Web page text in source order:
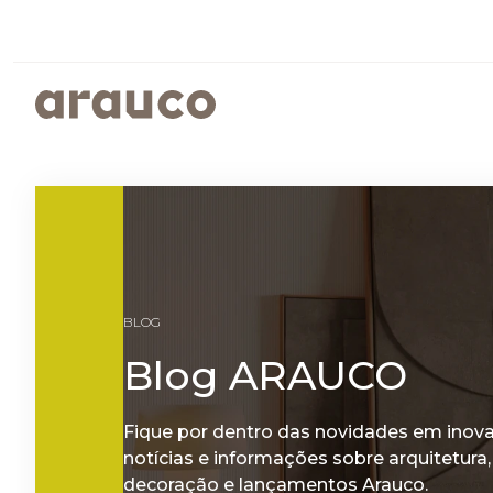
ARAUCO MELAMINA
ARAUCO COLOR
BLOG
Blog ARAUCO
Fique por dentro das novidades em
notícias e informações sobre arquitetura,
decoração e lançamentos Arauco.